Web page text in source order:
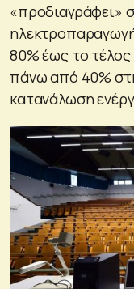
«προδιαγράφει»
80% έως το
πάνω από 40%
κατανάλωση